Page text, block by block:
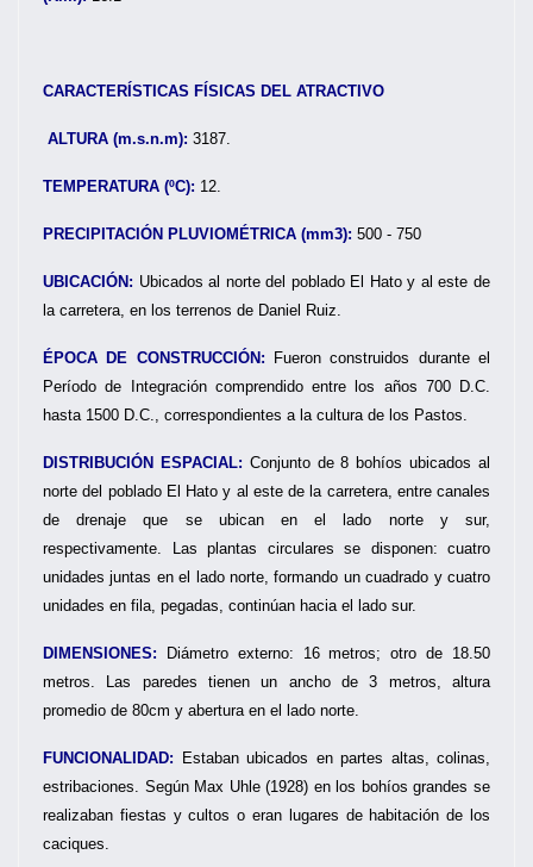
CARACTERÍSTICAS FÍSICAS DEL ATRACTIVO
ALTURA (m.s.n.m): 3187.
TEMPERATURA (ºC): 12.
PRECIPITACIÓN PLUVIOMÉTRICA (mm3): 500 - 750
UBICACIÓN: Ubicados al norte del poblado El Hato y al este de
la carretera, en los terrenos de Daniel Ruiz.
ÉPOCA DE CONSTRUCCIÓN: Fueron construidos durante el
Período de Integración comprendido entre los años 700 D.C.
hasta 1500 D.C., correspondientes a la cultura de los Pastos.
DISTRIBUCIÓN ESPACIAL: Conjunto de 8 bohíos ubicados al
norte del poblado El Hato y al este de la carretera, entre canales
de drenaje que se ubican en el lado norte y sur,
respectivamente. Las plantas circulares se disponen: cuatro
unidades juntas en el lado norte, formando un cuadrado y cuatro
unidades en fila, pegadas, continúan hacia el lado sur.
DIMENSIONES: Diámetro externo: 16 metros; otro de 18.50
metros. Las paredes tienen un ancho de 3 metros, altura
promedio de 80cm y abertura en el lado norte.
FUNCIONALIDAD: Estaban ubicados en partes altas, colinas,
estribaciones. Según Max Uhle (1928) en los bohíos grandes se
realizaban fiestas y cultos o eran lugares de habitación de los
caciques.